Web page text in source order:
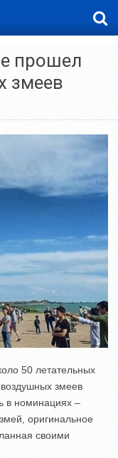
прошел
змеев
50 летательных
змеев
в номинациях –
оригинальное
своими